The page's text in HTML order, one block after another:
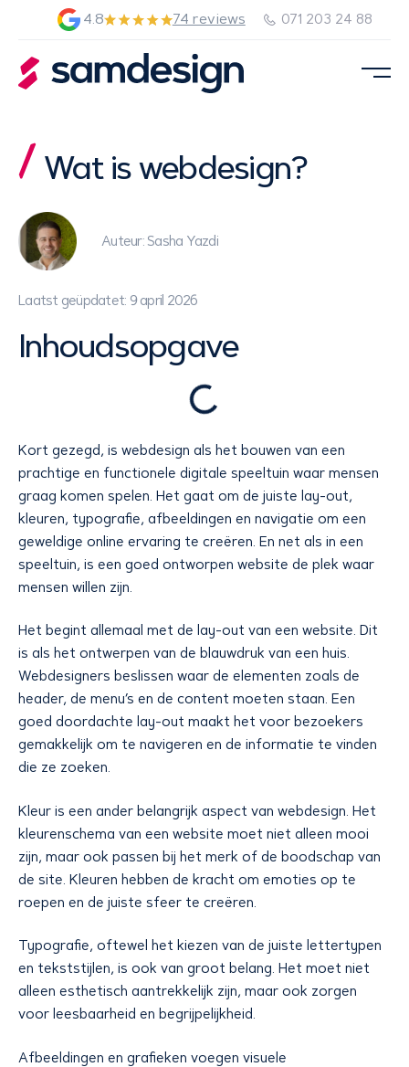
4.8 74 reviews 071 203 24 88
Wat is webdesign?
Auteur: Sasha Yazdi
Laatst geüpdatet: 9 april 2026
Inhoudsopgave
Kort gezegd, is webdesign als het bouwen van een
prachtige en functionele digitale speeltuin waar mensen
graag komen spelen. Het gaat om de juiste lay-out,
kleuren, typografie, afbeeldingen en navigatie om een
geweldige online ervaring te creëren. En net als in een
speeltuin, is een goed ontworpen website de plek waar
mensen willen zijn.
Het begint allemaal met de lay-out van een website. Dit
is als het ontwerpen van de blauwdruk van een huis.
Webdesigners beslissen waar de elementen zoals de
header, de menu’s en de content moeten staan. Een
goed doordachte lay-out maakt het voor bezoekers
gemakkelijk om te navigeren en de informatie te vinden
die ze zoeken.
Kleur is een ander belangrijk aspect van webdesign. Het
kleurenschema van een website moet niet alleen mooi
zijn, maar ook passen bij het merk of de boodschap van
de site. Kleuren hebben de kracht om emoties op te
roepen en de juiste sfeer te creëren.
Typografie, oftewel het kiezen van de juiste lettertypen
en tekststijlen, is ook van groot belang. Het moet niet
alleen esthetisch aantrekkelijk zijn, maar ook zorgen
voor leesbaarheid en begrijpelijkheid.
Afbeeldingen en grafieken voegen visuele